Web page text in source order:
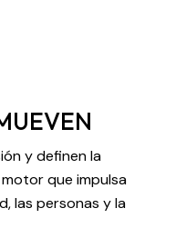
y definen la
que impulsa
las personas y la